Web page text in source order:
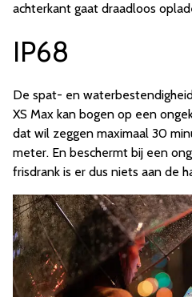
achterkant gaat draadloos
IP68
De spat- en
XS Max kan bogen op een
dat wil zeggen maximaal 30
meter. En beschermt bij een
frisdrank is er dus niets aan de